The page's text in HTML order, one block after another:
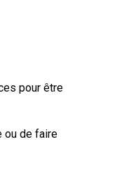
pour être
ou de faire